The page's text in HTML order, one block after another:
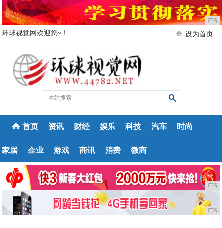
广告
环球视觉网欢迎您~！ 设为首页
首页 资讯 财经 娱乐 科技 汽车 时尚
家居 企业 游戏 商讯 消费 微商
广告
广告